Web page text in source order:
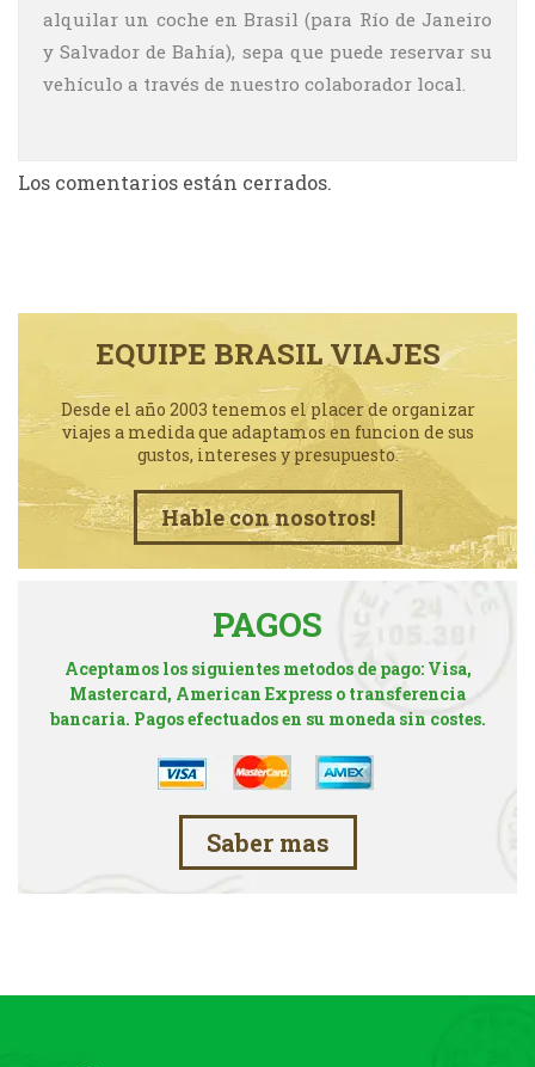
alquilar un coche en Brasil (para Río de Janeiro
y Salvador de Bahía), sepa que puede reservar su
vehículo a través de nuestro colaborador local.
Los comentarios están cerrados.
EQUIPE BRASIL VIAJES
Desde el año 2003 tenemos el placer de organizar
viajes a medida que adaptamos en funcion de sus
gustos, intereses y presupuesto.
Hable con nosotros!
PAGOS
Aceptamos los siguientes metodos de pago: Visa,
Mastercard, American Express o transferencia
bancaria. Pagos efectuados en su moneda sin costes.
Saber mas